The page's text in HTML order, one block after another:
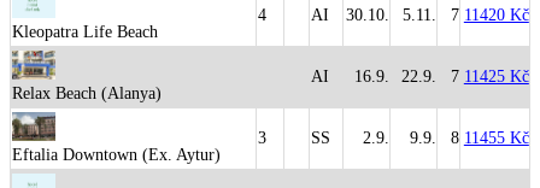
Kleopatra Life Beach
4 AI 30.10. 5.11. 7 11420 Kč
Relax Beach (Alanya)
AI 16.9. 22.9. 7 11425 Kč
Eftalia Downtown (Ex. Aytur)
3 SS 2.9. 9.9. 8 11455 Kč